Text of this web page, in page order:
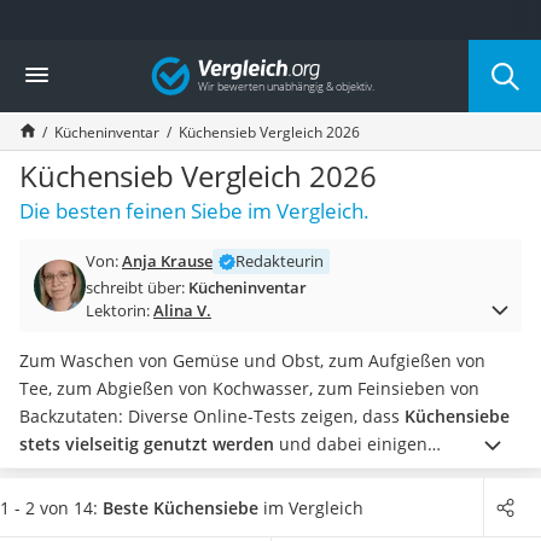
Die beliebtesten Vergleiche nach Kategorie
Haushalt
Wassersprudler
Zentralstaubsauger
Brotbackautomat
Wischroboter
Wäschespinne
Spülmaschinentabs
Akku-Staubsauger
AEG-Waschmaschine
Saug-Wisch-Roboter
Handstaubsauger
Milchaufschäumer
Kondenstrockner
Reiskocher
Vergleich
Kücheninventar Küchensieb Vergleich 2026
Küchensieb Vergleich 2026
Die besten feinen Siebe im Vergleich.
Von:Anja Krause
Redakteurin
schreibt über: Kücheninventar
Lektorin:Alina V.
Zum Waschen von Gemüse und Obst, zum Aufgießen von
Tee, zum Abgießen von Kochwasser, zum Feinsieben von
Backzutaten: Diverse Online-Tests zeigen, dass Küchensiebe
stets vielseitig genutzt werden und dabei einigen
Anforderungen gerecht werden müssen.Ein Küchensieb
bekommen Sie in unterschiedlichen Größen und
1 - 2 von 14: Beste Küchensiebe im Vergleich